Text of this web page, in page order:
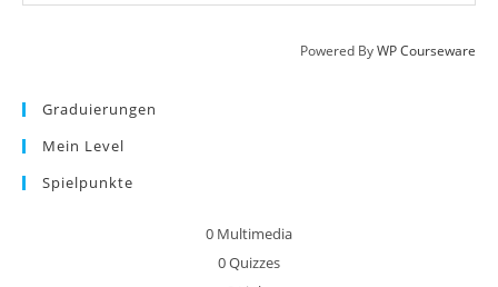
Powered ByWP Courseware
Graduierungen
Mein Level
Spielpunkte
0 Multimedia
0Quizzes